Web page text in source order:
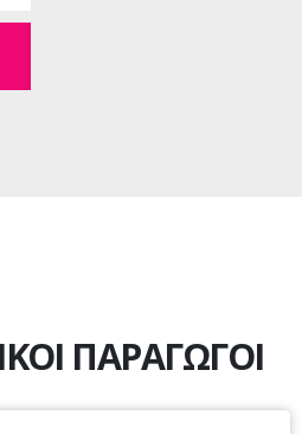
ΠΑΡΑΓΩΓΟΙ